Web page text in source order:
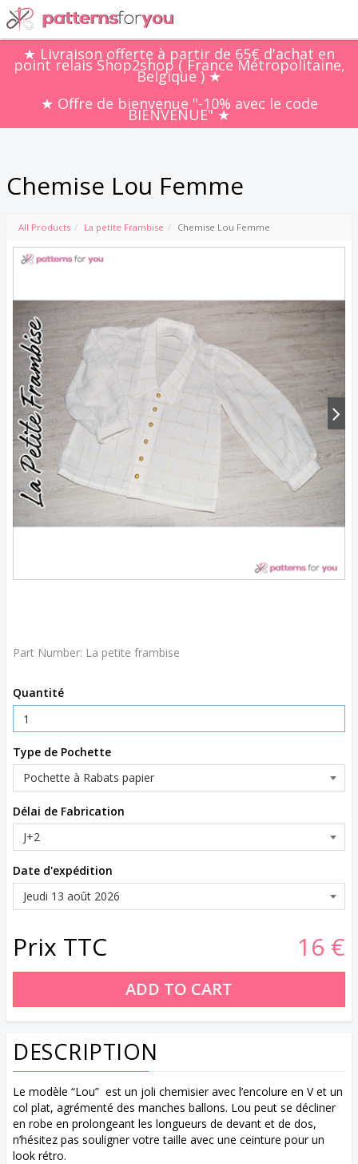
★ Livraison offerte à partir de 65€ d'achat en
point relais Shop2shop ( France Métropolitaine,
Belgique ) ★
★ Offre de bienvenue "-10% avec le code
BIENVENUE" ★
Chemise Lou Femme
All Products La petite Frambise Chemise Lou Femme
Part Number: La petite frambise
Quantité
Type de Pochette
Délai de Fabrication
Date d'expédition
Prix TTC 16 €
DESCRIPTION
Le modèle “Lou” est un joli chemisier avec l’encolure en V et un
col plat, agrémenté des manches ballons. Lou peut se décliner
en robe en prolongeant les longueurs de devant et de dos,
n’hésitez pas souligner votre taille avec une ceinture pour un
look rétro.